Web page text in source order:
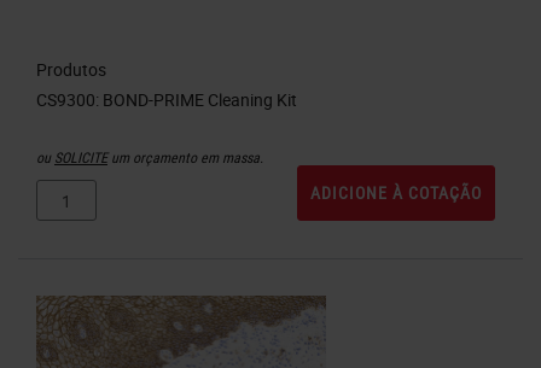
Produtos
ou SOLICITEum orçamento em massa.
ADICIONE À COTAÇÃO